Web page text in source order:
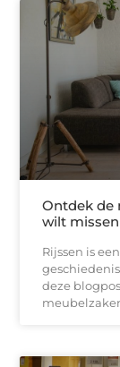
Ontdek de
wilt missen
Rijssen is
deze